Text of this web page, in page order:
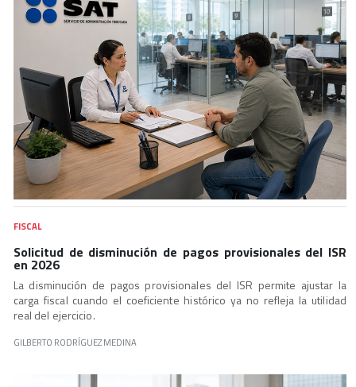
FISCAL
Solicitud de disminución de pagos provisionales del ISR
en 2026
La disminución de pagos provisionales del ISR permite ajustar la
carga fiscal cuando el coeficiente histórico ya no refleja la utilidad
real del ejercicio.
GILBERTO RODRÍGUEZ MEDINA